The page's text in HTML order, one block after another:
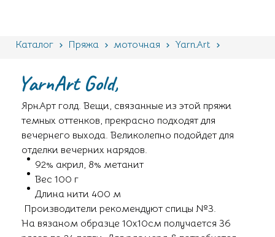
Каталог Пряжа моточная
YarnArt
ЯрнАрт голд. Вещи, связанные из этой пряжи
темных оттенков, прекрасно подходят для
вечернего выхода. Великолепно подойдет для
отделки вечерних нарядов.
92% акрил, 8% метанит
Вес 100 г
Длина нити 400 м
Производители рекомендуют спицы №3.
На вязаном образце 10х10см получается 36
YarnArt Gold,